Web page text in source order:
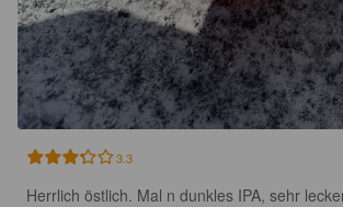
3.3
Herrlich östlich. Mal n dunkles IPA, sehr